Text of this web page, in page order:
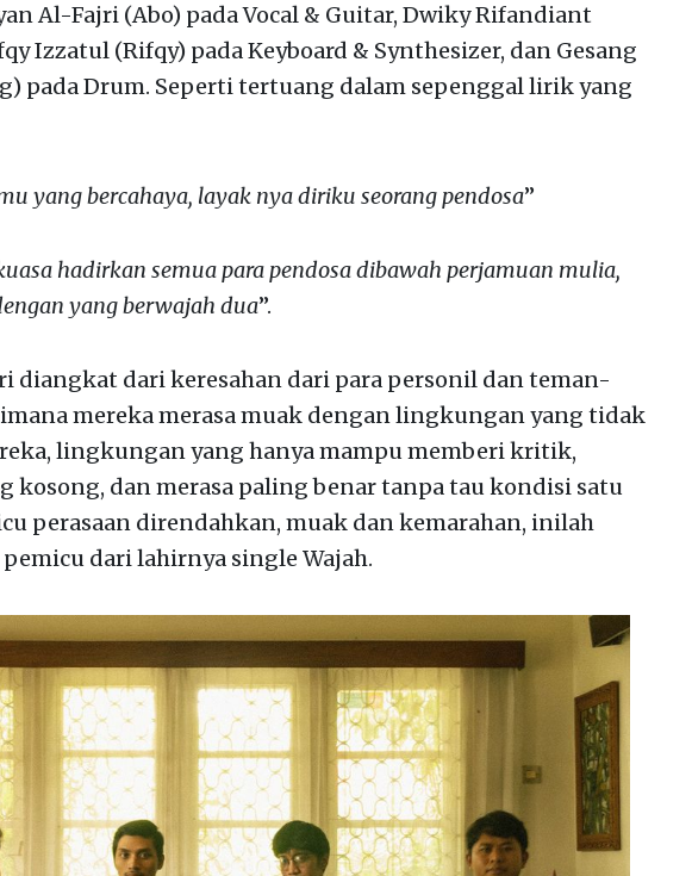
Al-Fajri (Abo) pada Vocal & Guitar, Dwiky Rifandiant
Izzatul (Rifqy) pada Keyboard & Synthesizer, dan Gesang
pada Drum. Seperti tertuang dalam sepenggal lirik yang
yang bercahaya, layak nya diriku seorang pendosa”
hadirkan semua para pendosa dibawah perjamuan mulia,
yang berwajah dua”.
diangkat dari keresahan dari para personil dan teman-
mereka merasa muak dengan lingkungan yang tidak
lingkungan yang hanya mampu memberi kritik,
kosong, dan merasa paling benar tanpa tau kondisi satu
perasaan direndahkan, muak dan kemarahan, inilah
dari lahirnya single Wajah.